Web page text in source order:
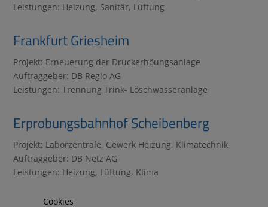
Leistungen: Heizung, Sanitär, Lüftung
Frankfurt Griesheim
Projekt: Erneuerung der Druckerhöungsanlage
Auftraggeber: DB Regio AG
Leistungen: Trennung Trink- Löschwasseranlage
Erprobungsbahnhof Scheibenberg
Projekt: Laborzentrale, Gewerk Heizung, Klimatechnik
Auftraggeber: DB Netz AG
Leistungen: Heizung, Lüftung, Klima
Cookies